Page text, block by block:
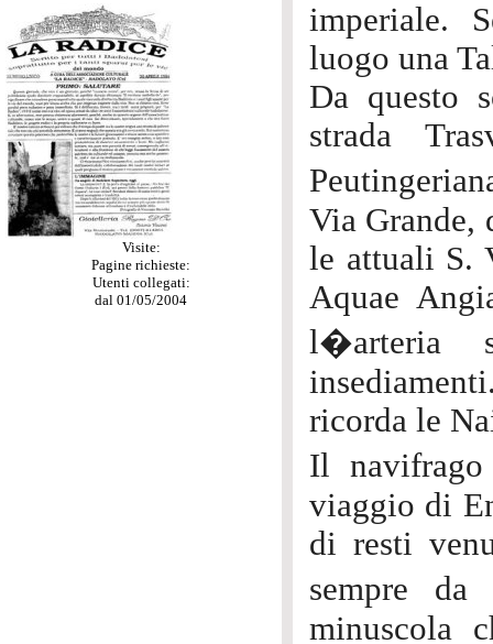
Visite:
Pagine richieste:
Utenti collegati:
dal 01/05/2004
imperiale.
luogo una
Da questo
strada
Via Grande,
le attuali S.
Aquae
l�arteria
ricorda le
Il
viaggio di
di resti
sempre
minuscola